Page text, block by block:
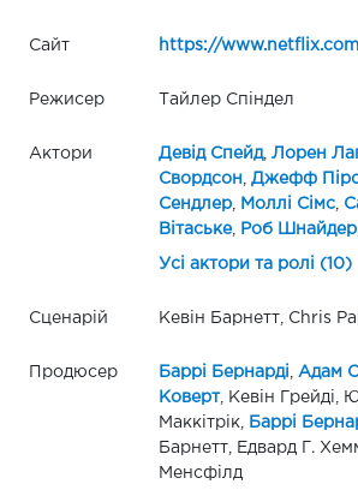
Сайт https://
Режисер Тайлер Спіндел
Актори Девід Спейд, Лорен
Свордсон
Джефф
Сендлер, Моллі Сімс,
Вітаське, Роб Шнайдер,
Усі актори та ролі (10)
Сценарій Кевін Барнетт, Chris
Продюсер Баррі Бернарді Адам
Коверт, Кевін Грейді,
Маккітрік,
Баррі
Барнетт, Едвард Г.
Менсфілд